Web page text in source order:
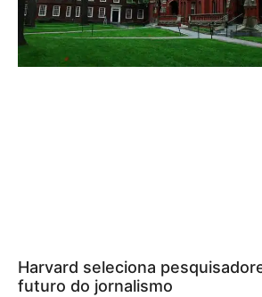
Harvard seleciona
futuro do jornalismo